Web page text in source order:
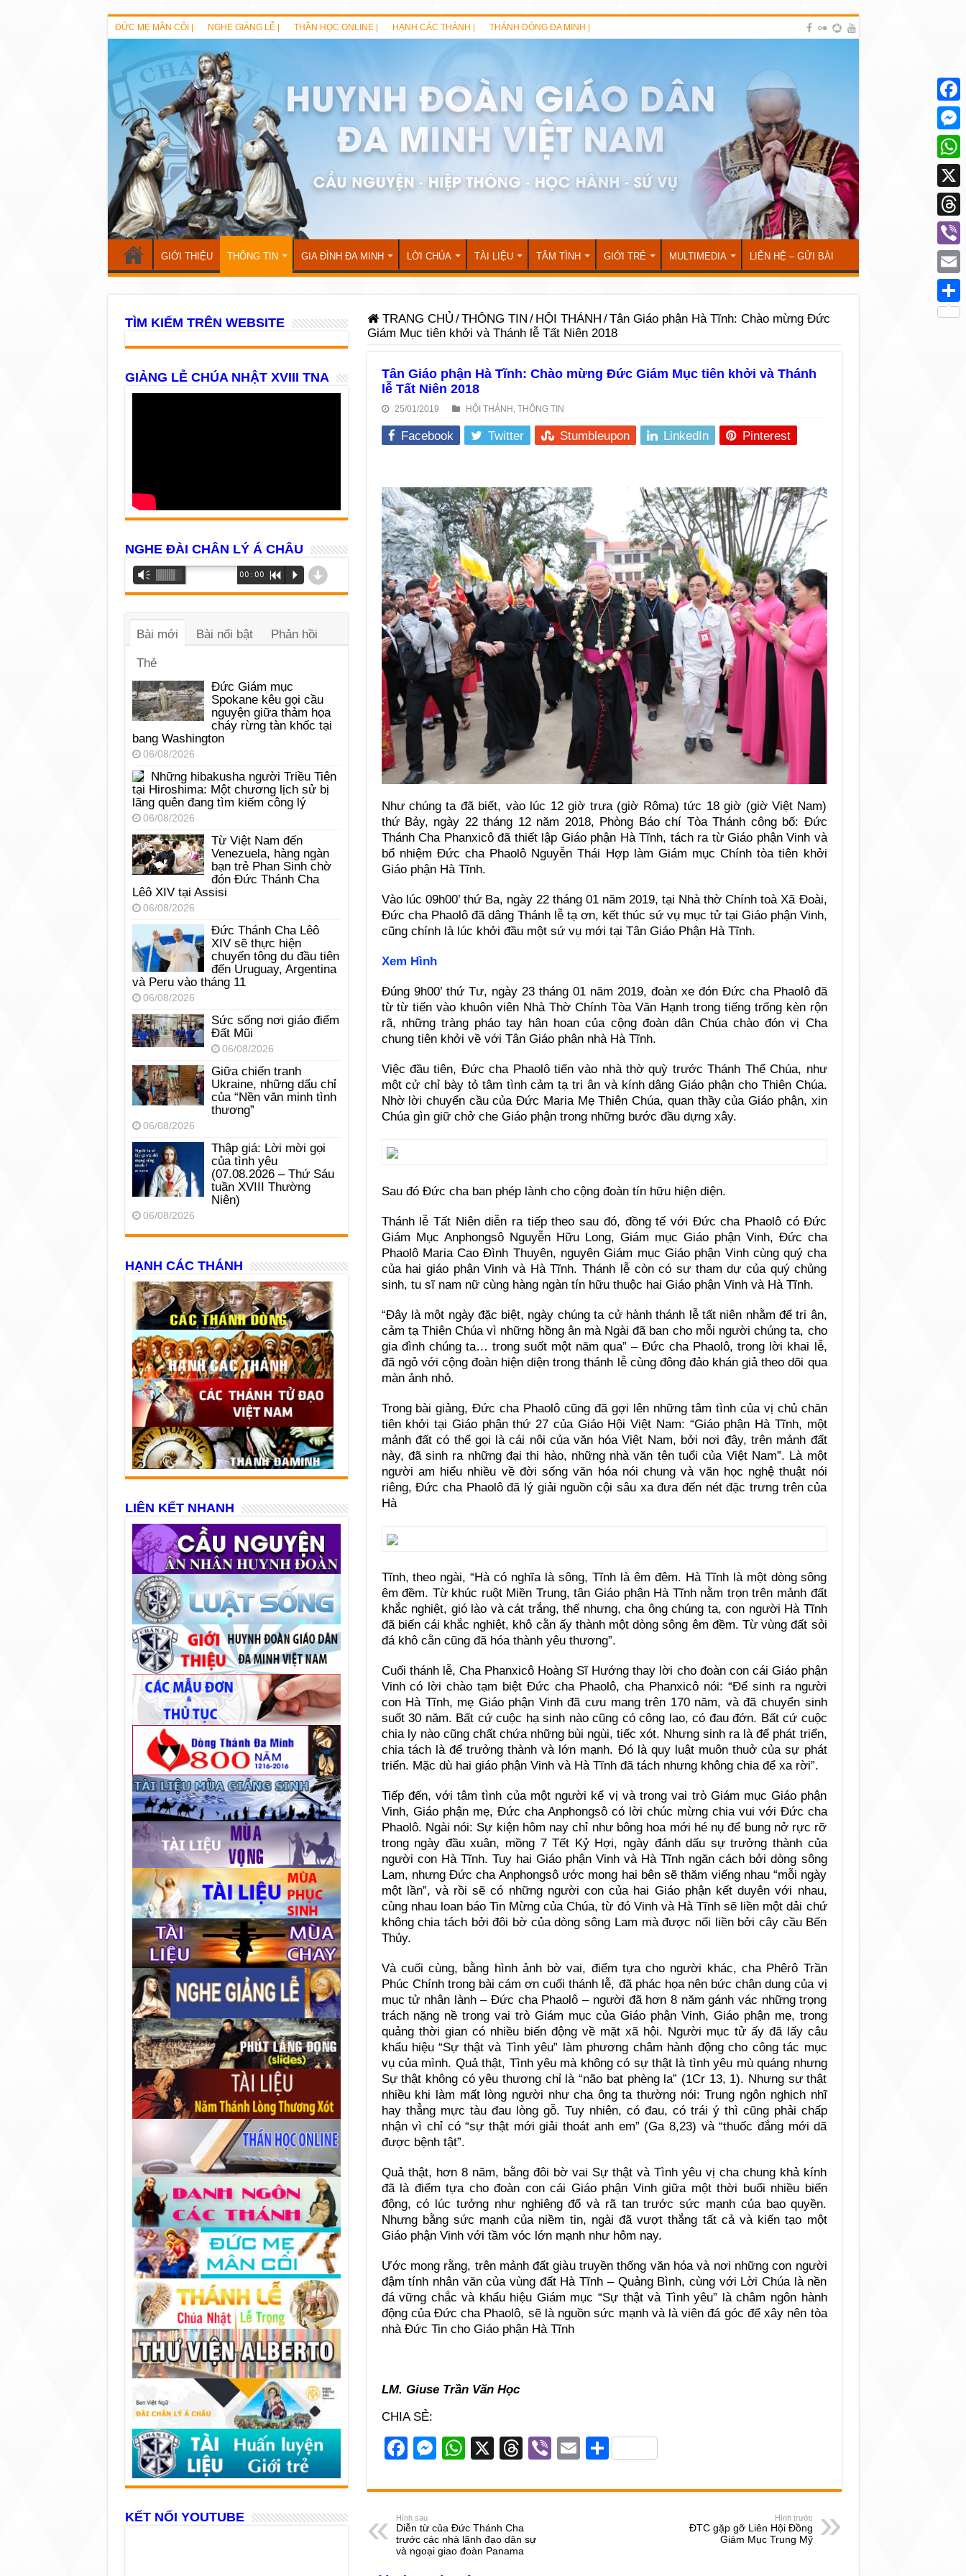
ĐỨC MẸ MÂN CÔI | NGHE GIẢNG LỄ | THẦN HỌC ONLINE | HẠNH CÁC THÁNH | THÁNH DÒNG ĐA MINH |
GIỚI THIỆU THÔNG TIN GIA ĐÌNH ĐA MINH LỜI CHÚA TÀI LIỆU TÂM TÌNH GIỚI TRẺ MULTIMEDIA LIÊN HỆ – GỬI BÀI
TRANG CHỦ /THÔNG TIN / HỘI THÁNH /Tân Giáo phận Hà Tĩnh: Chào mừng Đức
Giám Mục tiên khởi và Thánh lễ Tất Niên 2018
Tân Giáo phận Hà Tĩnh: Chào mừng Đức Giám Mục tiên khởi và Thánh
lễ Tất Niên 2018
25/01/2019 HỘI THÁNH , THÔNG TIN
Facebook Twitter Stumbleupon LinkedIn Pinterest
Như chúng ta đã biết, vào lúc 12 giờ trưa (giờ Rôma) tức 18 giờ (giờ Việt Nam)
thứ Bảy, ngày 22 tháng 12 năm 2018, Phòng Báo chí Tòa Thánh công bố: Đức
Thánh Cha Phanxicô đã thiết lập Giáo phận Hà Tĩnh, tách ra từ Giáo phận Vinh và
bổ nhiệm Đức cha Phaolô Nguyễn Thái Hợp làm Giám mục Chính tòa tiên khởi
Giáo phận Hà Tĩnh.
Vào lúc 09h00’ thứ Ba, ngày 22 tháng 01 năm 2019, tại Nhà thờ Chính toà Xã Đoài,
Đức cha Phaolô đã dâng Thánh lễ tạ ơn, kết thúc sứ vụ mục tử tại Giáo phận Vinh,
cũng chính là lúc khởi đầu một sứ vụ mới tại Tân Giáo Phận Hà Tĩnh.
Xem Hình
Đúng 9h00’ thứ Tư, ngày 23 tháng 01 năm 2019, đoàn xe đón Đức cha Phaolô đã
từ từ tiến vào khuôn viên Nhà Thờ Chính Tòa Văn Hạnh trong tiếng trống kèn rộn
rã, những tràng pháo tay hân hoan của cộng đoàn dân Chúa chào đón vị Cha
chung tiên khởi về với Tân Giáo phận nhà Hà Tĩnh.
Việc đầu tiên, Đức cha Phaolô tiến vào nhà thờ quỳ trước Thánh Thể Chúa, như
một cử chỉ bày tỏ tâm tình cảm tạ tri ân và kính dâng Giáo phận cho Thiên Chúa.
Nhờ lời chuyển cầu của Đức Maria Mẹ Thiên Chúa, quan thầy của Giáo phận, xin
Chúa gìn giữ chở che Giáo phận trong những bước đầu dựng xây.
Sau đó Đức cha ban phép lành cho cộng đoàn tín hữu hiện diện.
Thánh lễ Tất Niên diễn ra tiếp theo sau đó, đồng tế với Đức cha Phaolô có Đức
Giám Mục Anphongsô Nguyễn Hữu Long, Giám mục Giáo phận Vinh, Đức cha
Phaolô Maria Cao Đình Thuyên, nguyên Giám mục Giáo phận Vinh cùng quý cha
của hai giáo phận Vinh và Hà Tĩnh. Thánh lễ còn có sự tham dự của quý chủng
sinh, tu sĩ nam nữ cùng hàng ngàn tín hữu thuộc hai Giáo phận Vinh và Hà Tĩnh.
“Đây là một ngày đặc biệt, ngày chúng ta cử hành thánh lễ tất niên nhằm để tri ân,
cảm tạ Thiên Chúa vì những hồng ân mà Ngài đã ban cho mỗi người chúng ta, cho
gia đình chúng ta… trong suốt một năm qua” – Đức cha Phaolô, trong lời khai lễ,
đã ngỏ với cộng đoàn hiện diện trong thánh lễ cùng đông đảo khán giả theo dõi qua
màn ảnh nhỏ.
Trong bài giảng, Đức cha Phaolô cũng đã gợi lên những tâm tình của vị chủ chăn
tiên khởi tại Giáo phận thứ 27 của Giáo Hội Việt Nam: “Giáo phận Hà Tĩnh, một
mảnh đất có thể gọi là cái nôi của văn hóa Việt Nam, bởi nơi đây, trên mảnh đất
này, đã sinh ra những đại thi hào, những nhà văn tên tuổi của Việt Nam”. Là một
người am hiểu nhiều về đời sống văn hóa nói chung và văn học nghệ thuật nói
riêng, Đức cha Phaolô đã lý giải nguồn cội sâu xa đưa đến nét đặc trưng trên của
Hà
Tĩnh, theo ngài, “Hà có nghĩa là sông, Tĩnh là êm đêm. Hà Tĩnh là một dòng sông
êm đềm. Từ khúc ruột Miền Trung, tân Giáo phận Hà Tĩnh nằm trọn trên mảnh đất
khắc nghiệt, gió lào và cát trắng, thế nhưng, cha ông chúng ta, con người Hà Tĩnh
đã biến cái khắc nghiệt, khô cằn ấy thành một dòng sông êm đềm. Từ vùng đất sỏi
đá khô cằn cũng đã hóa thành yêu thương”.
Cuối thánh lễ, Cha Phanxicô Hoàng Sĩ Hướng thay lời cho đoàn con cái Giáo phận
Vinh có lời chào tạm biệt Đức cha Phaolô, cha Phanxicô nói: “Để sinh ra người
con Hà Tĩnh, mẹ Giáo phận Vinh đã cưu mang trên 170 năm, và đã chuyển sinh
suốt 30 năm. Bất cứ cuộc hạ sinh nào cũng có công lao, có đau đớn. Bất cứ cuộc
chia ly nào cũng chất chứa những bùi ngùi, tiếc xót. Nhưng sinh ra là để phát triển,
chia tách là để trưởng thành và lớn mạnh. Đó là quy luật muôn thuở của sự phát
triển. Mặc dù hai giáo phận Vinh và Hà Tĩnh đã tách nhưng không chia để xa rời”.
Tiếp đến, với tâm tình của một người kế vị và trong vai trò Giám mục Giáo phận
Vinh, Giáo phận mẹ, Đức cha Anphongsô có lời chúc mừng chia vui với Đức cha
Phaolô. Ngài nói: Sự kiện hôm nay chỉ như bông hoa mới hé nụ để bung nở rực rỡ
trong ngày đầu xuân, mồng 7 Tết Kỷ Hợi, ngày đánh dấu sự trưởng thành của
người con Hà Tĩnh. Tuy hai Giáo phận Vinh và Hà Tĩnh ngăn cách bởi dòng sông
Lam, nhưng Đức cha Anphongsô ước mong hai bên sẽ thăm viếng nhau “mỗi ngày
một lần”, và rồi sẽ có những người con của hai Giáo phận kết duyên với nhau,
cùng nhau loan báo Tin Mừng của Chúa, từ đó Vinh và Hà Tĩnh sẽ liền một dải chứ
không chia tách bởi đôi bờ của dòng sông Lam mà được nối liền bởi cây cầu Bến
Thủy.
Và cuối cùng, bằng hình ảnh bờ vai, điểm tựa cho người khác, cha Phêrô Trần
Phúc Chính trong bài cám ơn cuối thánh lễ, đã phác họa nên bức chân dung của vị
mục tử nhân lành – Đức cha Phaolô – người đã hơn 8 năm gánh vác những trọng
trách nặng nề trong vai trò Giám mục của Giáo phận Vinh, Giáo phận mẹ, trong
quảng thời gian có nhiều biến động về mặt xã hội. Người mục tử ấy đã lấy câu
khẩu hiệu “Sự thật và Tình yêu” làm phương châm hành động cho công tác mục
vụ của mình. Quả thật, Tình yêu mà không có sự thật là tình yêu mù quáng nhưng
Sự thật không có yêu thương chỉ là “não bạt phèng la” (1Cr 13, 1). Nhưng sự thật
nhiều khi làm mất lòng người như cha ông ta thường nói: Trung ngôn nghịch nhĩ
hay thẳng mực tàu đau lòng gỗ. Tuy nhiên, có đau, có trái ý thì cũng phải chấp
nhận vì chỉ có “sự thật mới giải thoát anh em” (Ga 8,23) và “thuốc đắng mới dã
được bệnh tật”.
Quả thật, hơn 8 năm, bằng đôi bờ vai Sự thật và Tình yêu vị cha chung khả kính
đã là điểm tựa cho đoàn con cái Giáo phận Vinh giữa một thời buổi nhiều biến
động, có lúc tưởng như nghiêng đổ và rã tan trước sức mạnh của bạo quyền.
Nhưng bằng sức mạnh của niềm tin, ngài đã vượt thắng tất cả và kiến tạo một
Giáo phận Vinh với tầm vóc lớn mạnh như hôm nay.
Ước mong rằng, trên mảnh đất giàu truyền thống văn hóa và nơi những con người
đậm tính nhân văn của vùng đất Hà Tĩnh – Quảng Bình, cùng với Lời Chúa là nền
đá vững chắc và khẩu hiệu Giám mục “Sự thật và Tình yêu” là châm ngôn hành
động của Đức cha Phaolô, sẽ là nguồn sức mạnh và là viên đá góc để xây nên tòa
nhà Đức Tin cho Giáo phận Hà Tĩnh
LM. Giuse Trần Văn Học
CHIA SẺ:
F
c
e
b
o
M
ss
e
n
g
W
at
s
A
p
X
T
e
d
s
Vi
er
E
ail
S
ar
Hình sau
Diễn từ của Đức Thánh Cha
trước các nhà lãnh đạo dân sự
và ngoại giao đoàn Panama
Hình trước
ĐTC gặp gỡ Liên Hội Đồng
Giám Mục Trung Mỹ
TÌM KIẾM TRÊN WEBSITE
GIẢNG LỄ CHÚA NHẬT XVIII TNA
NGHE ĐÀI CHÂN LÝ Á CHÂU
Trình
phát
âm
Vm 00:00 R P d
Bài mới Bài nổi bật Phản hồi
Thẻ
Đức Giám mục
Spokane kêu gọi cầu
nguyện giữa thảm họa
cháy rừng tàn khốc tại
bang Washington
06/08/2026
Những hibakusha người Triều Tiên
tại Hiroshima: Một chương lịch sử bị
lãng quên đang tìm kiếm công lý
06/08/2026
Từ Việt Nam đến
Venezuela, hàng ngàn
bạn trẻ Phan Sinh chờ
đón Đức Thánh Cha
Lêô XIV tại Assisi
06/08/2026
Đức Thánh Cha Lêô
XIV sẽ thực hiện
chuyến tông du đầu tiên
đến Uruguay, Argentina
và Peru vào tháng 11
06/08/2026
Sức sống nơi giáo điểm
Đất Mũi
06/08/2026
Giữa chiến tranh
Ukraine, những dấu chỉ
của “Nền văn minh tình
thương”
06/08/2026
Thập giá: Lời mời gọi
của tình yêu
(07.08.2026 – Thứ Sáu
tuần XVIII Thường
Niên)
06/08/2026
HẠNH CÁC THÁNH
LIÊN KẾT NHANH
KẾT NỐI YOUTUBE
X
Viber